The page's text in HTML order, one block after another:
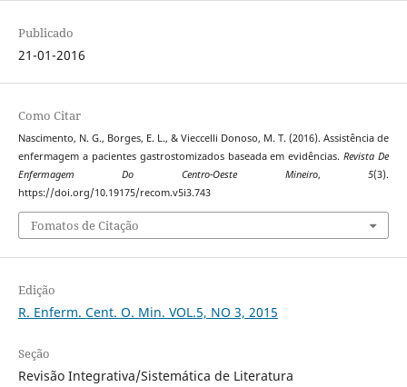
Publicado
21-01-2016
Como Citar
Nascimento, N. G., Borges, E. L., & Vieccelli Donoso, M. T. (2016). Assistência de
enfermagem a pacientes gastrostomizados baseada em evidências.Revista De
Enfermagem Do Centro-Oeste Mineiro,5(3).
https://doi.org/10.19175/recom.v5i3.743
Fomatos de Citação
Edição
R. Enferm. Cent. O. Min. VOL.5, NO 3, 2015
Seção
Revisão Integrativa/Sistemática de Literatura